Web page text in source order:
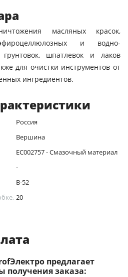
масляных красок,
и водно-
грунтовок, шпатлевок и лаков
для очистки инструментов от
ингредиентов.
Россия
Вершина
EC002757 - Смазочный материал
-
В-52
20
предлагает
получения заказа: